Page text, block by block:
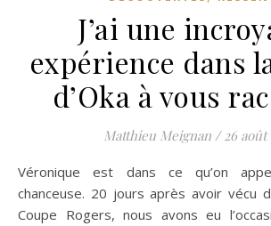
J’ai une
expérience dans
d’Oka à vous
Matthieu Meignan / 26 août
Véronique est dans ce qu’on appelle une période
chanceuse. 20 jours après avoir vécu
Coupe Rogers, nous avons eu